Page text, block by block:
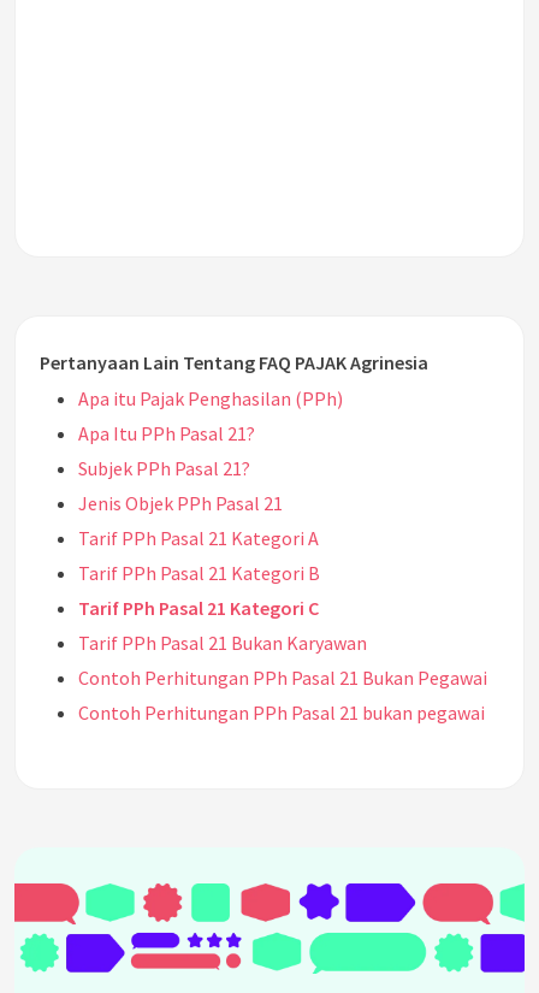
Pertanyaan Lain Tentang FAQ PAJAK Agrinesia
Apa itu Pajak Penghasilan (PPh)
Apa Itu PPh Pasal 21?
Subjek PPh Pasal 21?
Jenis Objek PPh Pasal 21
Tarif PPh Pasal 21 Kategori A
Tarif PPh Pasal 21 Kategori B
Tarif PPh Pasal 21 Kategori C
Tarif PPh Pasal 21 Bukan Karyawan
Contoh Perhitungan PPh Pasal 21 Bukan Pegawai
Contoh Perhitungan PPh Pasal 21 bukan pegawai